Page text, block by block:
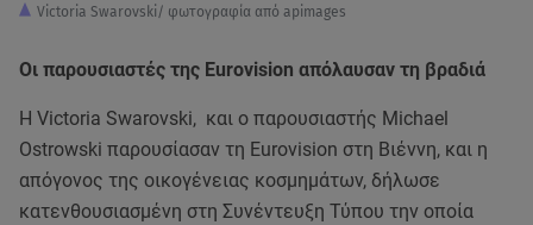
Victoria Swarovski/ φωτογραφία από apimages
Οι παρουσιαστές της Eurovision απόλαυσαν τη βραδιά
Η Victoria Swarovski, και ο παρουσιαστής Michael
Ostrowski παρουσίασαν τη Eurovision στη Βιέννη, και η
απόγονος της οικογένειας κοσμημάτων, δήλωσε
κατενθουσιασμένη στη Συνέντευξη Τύπου την οποία